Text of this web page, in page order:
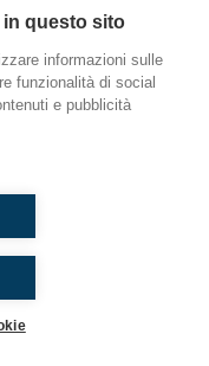
a vedere?
in questo sito
informazioni sulle
funzionalità di social
e pubblicità